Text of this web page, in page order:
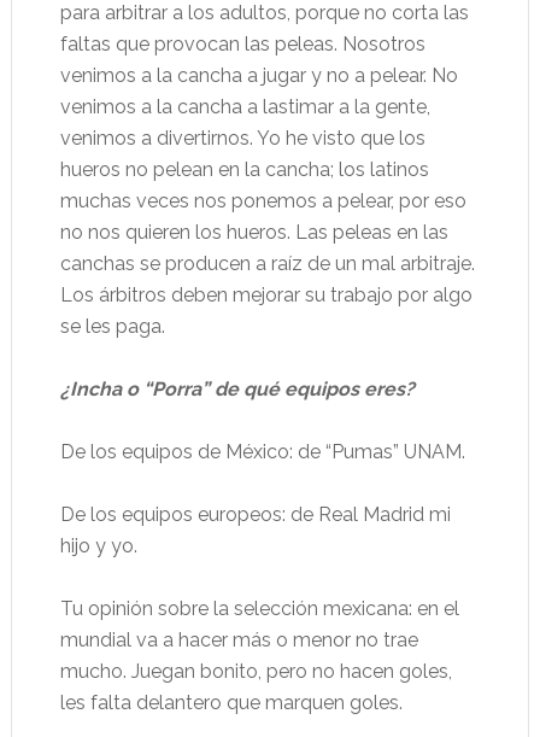
para arbitrar a los adultos, porque no corta las
faltas que provocan las peleas. Nosotros
venimos a la cancha a jugar y no a pelear. No
venimos a la cancha a lastimar a la gente,
venimos a divertirnos. Yo he visto que los
hueros no pelean en la cancha; los latinos
muchas veces nos ponemos a pelear, por eso
no nos quieren los hueros. Las peleas en las
canchas se producen a raíz de un mal arbitraje.
Los árbitros deben mejorar su trabajo por algo
se les paga.
¿Incha o “Porra” de qué equipos eres?
De los equipos de México: de “Pumas” UNAM.
De los equipos europeos: de Real Madrid mi
hijo y yo.
Tu opinión sobre la selección mexicana: en el
mundial va a hacer más o menor no trae
mucho. Juegan bonito, pero no hacen goles,
les falta delantero que marquen goles.